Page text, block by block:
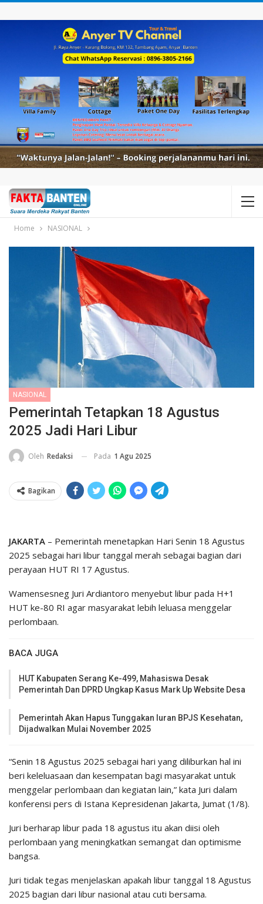
Home NASIONAL
NASIONAL
Pemerintah Tetapkan 18 Agustus
2025 Jadi Hari Libur
Oleh Redaksi Pada 1 Agu 2025
Bagikan
JAKARTA – Pemerintah menetapkan Hari Senin 18 Agustus
2025 sebagai hari libur tanggal merah sebagai bagian dari
perayaan HUT RI 17 Agustus.
Wamensesneg Juri Ardiantoro menyebut libur pada H+1
HUT ke-80 RI agar masyarakat lebih leluasa menggelar
perlombaan.
BACA JUGA
HUT Kabupaten Serang Ke-499, Mahasiswa Desak
Pemerintah Dan DPRD Ungkap Kasus Mark Up Website Desa
Pemerintah Akan Hapus Tunggakan Iuran BPJS Kesehatan,
Dijadwalkan Mulai November 2025
“Senin 18 Agustus 2025 sebagai hari yang diliburkan hal ini
beri keleluasaan dan kesempatan bagi masyarakat untuk
menggelar perlombaan dan kegiatan lain,” kata Juri dalam
konferensi pers di Istana Kepresidenan Jakarta, Jumat (1/8).
Juri berharap libur pada 18 agustus itu akan diisi oleh
perlombaan yang meningkatkan semangat dan optimisme
bangsa.
Juri tidak tegas menjelaskan apakah libur tanggal 18 Agustus
2025 bagian dari libur nasional atau cuti bersama.